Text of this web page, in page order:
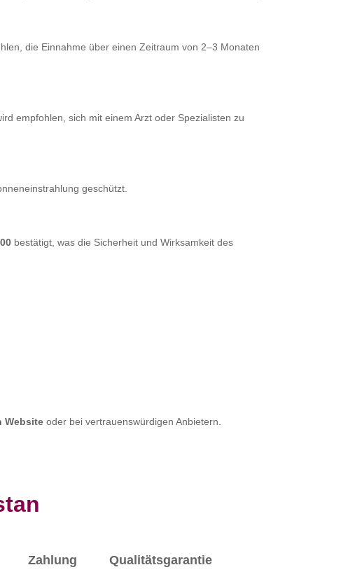
die Einnahme über einen Zeitraum von 2–3 Monaten
empfohlen, sich mit einem Arzt oder Spezialisten zu
geschützt.
bestätigt, was die Sicherheit und Wirksamkeit des
Website oder bei vertrauenswürdigen Anbietern.
Zahlung Qualitätsgarantie